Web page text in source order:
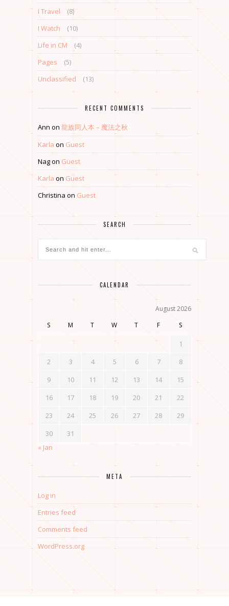
I Travel
(8)
I Watch
(10)
Life in CM
(4)
Pages
(5)
Unclassified
(13)
RECENT COMMENTS
Ann on 龍族同人本 – 魔法之秋
Karla on Guest
Nagon Guest
Karla on Guest
Christina on Guest
SEARCH
CALENDAR
August 2026
S
M T W T F S
1
2
3 4 5 6 7
8
9
10 11 12 13 14
15
16
17 18 19 20 21
22
23
24 25 26 27 28
29
30
31
« Jan
META
Log in
Entries feed
Comments feed
WordPress.org